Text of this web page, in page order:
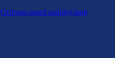
Ochrona przed nadużyciami